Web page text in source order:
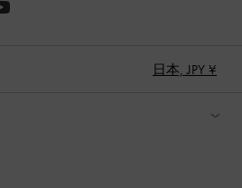
日本, JPY ¥